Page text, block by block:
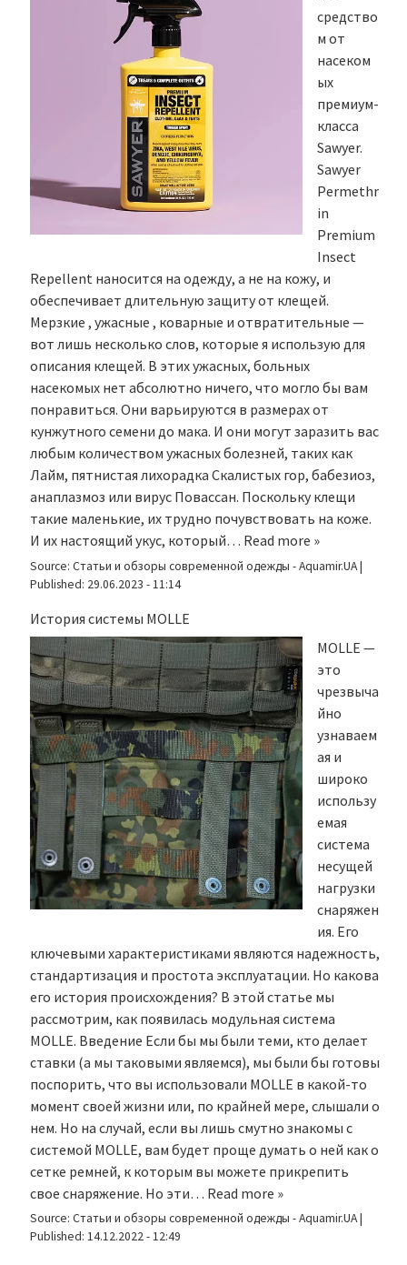
средство
м от
насеком
ых
премиум-
класса
Sawyer.
Sawyer
Permethr
in
Premium
Insect
Repellent наносится на одежду, а не на кожу, и
обеспечивает длительную защиту от клещей.
Мерзкие , ужасные , коварные и отвратительные —
вот лишь несколько слов, которые я использую для
описания клещей. В этих ужасных, больных
насекомых нет абсолютно ничего, что могло бы вам
понравиться. Они варьируются в размерах от
кунжутного семени до мака. И они могут заразить вас
любым количеством ужасных болезней, таких как
Лайм, пятнистая лихорадка Скалистых гор, бабезиоз,
анаплазмоз или вирус Повассан. Поскольку клещи
такие маленькие, их трудно почувствовать на коже.
И их настоящий укус, который… Read more »
Source: Статьи и обзоры современной одежды - Aquamir.UA|
Published: 29.06.2023 - 11:14
История системы MOLLE
MOLLE —
это
чрезвыча
йно
узнаваем
ая и
широко
использу
емая
система
несущей
нагрузки
снаряжен
ия. Его
ключевыми характеристиками являются надежность,
стандартизация и простота эксплуатации. Но какова
его история происхождения? В этой статье мы
рассмотрим, как появилась модульная система
MOLLE. Введение Если бы мы были теми, кто делает
ставки (а мы таковыми являемся), мы были бы готовы
поспорить, что вы использовали MOLLE в какой-то
момент своей жизни или, по крайней мере, слышали о
нем. Но на случай, если вы лишь смутно знакомы с
системой MOLLE, вам будет проще думать о ней как о
сетке ремней, к которым вы можете прикрепить
свое снаряжение. Но эти… Read more »
Source: Статьи и обзоры современной одежды - Aquamir.UA|
Published: 14.12.2022 - 12:49